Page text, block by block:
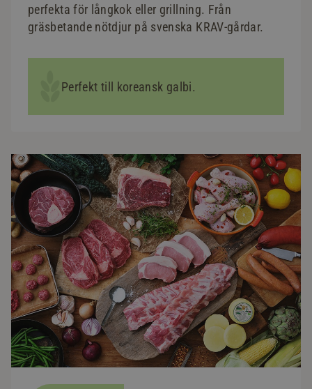
perfekta för långkok eller grillning. Från
gräsbetande nötdjur på svenska KRAV-gårdar.
Perfekt till koreansk galbi.